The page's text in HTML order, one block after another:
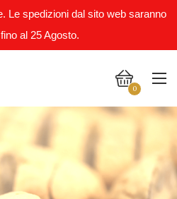
Le spedizioni dal sito web saranno
al 25 Agosto.
0